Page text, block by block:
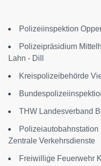
Polizeiinspektion
Polizeipräsidium
Lahn - Dill
Kreispolizeibehörde
THW Landesverband
Polizeiautobahnstation
Zentrale Verkehrsdienste
Freiwillige Feuerwehr